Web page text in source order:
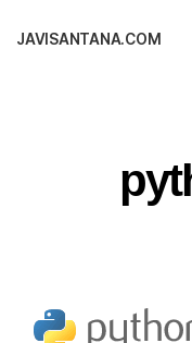
JAVISANTANA.COM